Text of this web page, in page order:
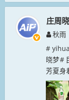
庄周
秋雨
#
晓梦#
芳夏身
水，神
面...